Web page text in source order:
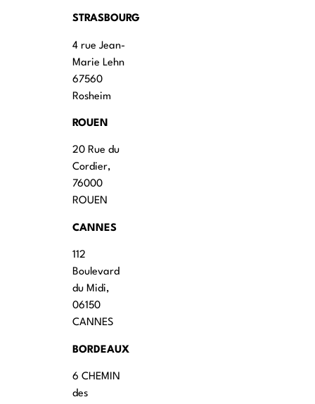
STRASBOURG
4 rue Jean-
Marie Lehn
67560
Rosheim
ROUEN
20 Rue du
Cordier,
76000
ROUEN
CANNES
112
Boulevard
du Midi,
06150
CANNES
BORDEAUX
6 CHEMIN
des